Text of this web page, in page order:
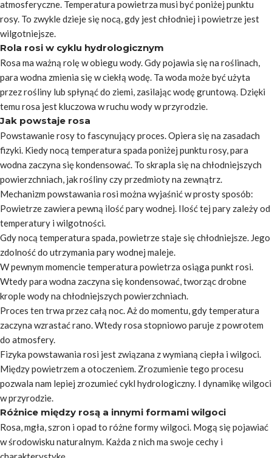
atmosferyczne. Temperatura powietrza musi być poniżej punktu
rosy. To zwykle dzieje się nocą, gdy jest chłodniej i powietrze jest
wilgotniejsze.
Rola rosi w cyklu hydrologicznym
Rosa ma ważną rolę w obiegu wody. Gdy pojawia się na roślinach,
para wodna zmienia się w ciekłą wodę. Ta woda może być użyta
przez rośliny lub spłynąć do ziemi, zasilając wodę gruntową. Dzięki
temu rosa jest kluczowa w ruchu wody w przyrodzie.
Jak powstaje rosa
Powstawanie rosy to fascynujący proces. Opiera się na zasadach
fizyki. Kiedy nocą temperatura spada poniżej punktu rosy, para
wodna zaczyna się kondensować. To skrapla się na chłodniejszych
powierzchniach, jak rośliny czy przedmioty na zewnątrz.
Mechanizm powstawania rosi można wyjaśnić w prosty sposób:
Powietrze zawiera pewną ilość pary wodnej. Ilość tej pary zależy od
temperatury i wilgotności.
Gdy nocą temperatura spada, powietrze staje się chłodniejsze. Jego
zdolność do utrzymania pary wodnej maleje.
W pewnym momencie temperatura powietrza osiąga punkt rosi.
Wtedy para wodna zaczyna się kondensować, tworząc drobne
krople wody na chłodniejszych powierzchniach.
Proces ten trwa przez całą noc. Aż do momentu, gdy temperatura
zaczyna wzrastać rano. Wtedy rosa stopniowo paruje z powrotem
do atmosfery.
Fizyka powstawania rosi jest związana z wymianą ciepła i wilgoci.
Między powietrzem a otoczeniem. Zrozumienie tego procesu
pozwala nam lepiej zrozumieć cykl hydrologiczny. I dynamikę wilgoci
w przyrodzie.
Różnice między rosą a innymi formami wilgoci
Rosa, mgła, szron i opad to różne formy wilgoci. Mogą się pojawiać
w środowisku naturalnym. Każda z nich ma swoje cechy i